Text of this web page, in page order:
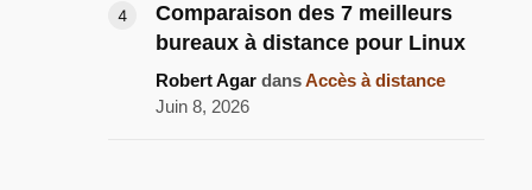
Comparaison des 7 meilleurs
bureaux à distance pour Linux
Robert Agar dansAccès à distance
Juin 8, 2026